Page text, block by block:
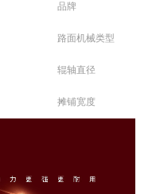
品牌
路面机械类型
辊轴直径
摊铺宽度